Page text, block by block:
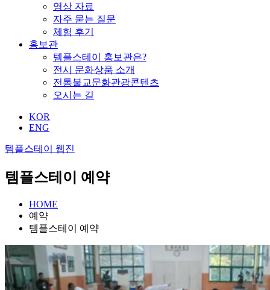
영상 자료
자주 묻는 질문
체험 후기
홍보관
템플스테이 홍보관은?
전시 문화상품 소개
전통불교문화관광콘텐츠
오시는 길
KOR
ENG
템플스테이 웹진
템플스테이 예약
HOME
예약
템플스테이 예약